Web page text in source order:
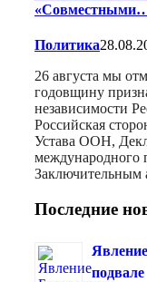
Политика
26 августа мы
годовщину
независимости
Российская
Устава ООН,
международного
Последние
подвале